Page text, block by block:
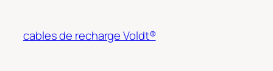
cables de recharge Voldt®